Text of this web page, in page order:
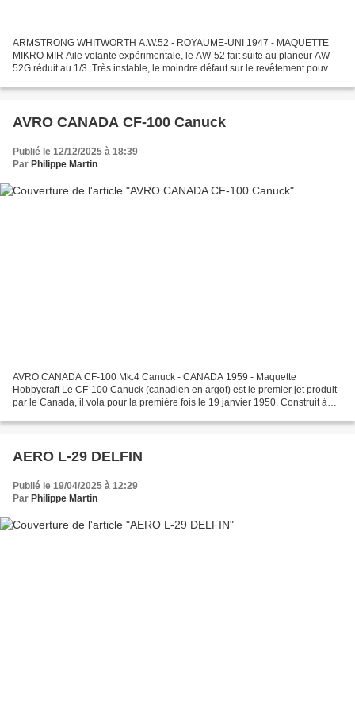
ARMSTRONG WHITWORTH A.W.52 - ROYAUME-UNI 1947 - MAQUETTE
MIKRO MIR Aile volante expérimentale, le AW-52 fait suite au planeur AW-
52G réduit au 1/3. Très instable, le moindre défaut sur le revêtement pouvais
AVRO CANADA CF-100 Canuck
Publié le 12/12/2025 à 18:39
Par Philippe Martin
AVRO CANADA CF-100 Mk.4 Canuck - CANADA 1959 - Maquette
Hobbycraft Le CF-100 Canuck (canadien en argot) est le premier jet produit
par le Canada, il vola pour la première fois le 19 janvier 1950. Construit à
AERO L-29 DELFIN
Publié le 19/04/2025 à 12:29
Par Philippe Martin